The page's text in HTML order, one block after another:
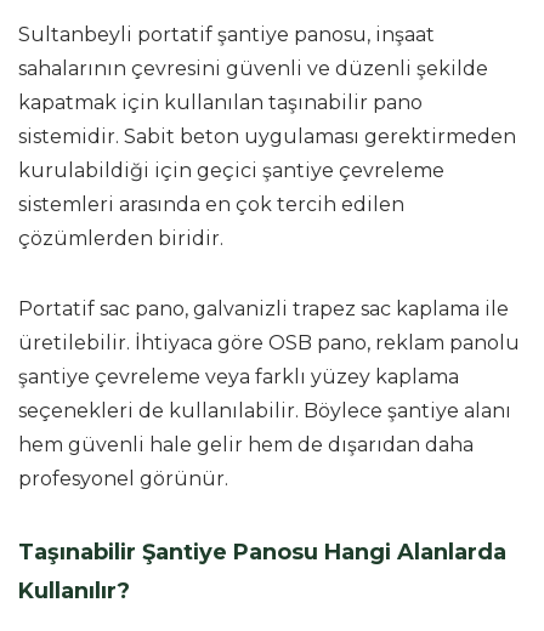
Sultanbeyli portatif şantiye panosu, inşaat
sahalarının çevresini güvenli ve düzenli şekilde
kapatmak için kullanılan taşınabilir pano
sistemidir. Sabit beton uygulaması gerektirmeden
kurulabildiği için geçici şantiye çevreleme
sistemleri arasında en çok tercih edilen
çözümlerden biridir.
Portatif sac pano, galvanizli trapez sac kaplama ile
üretilebilir. İhtiyaca göre OSB pano, reklam panolu
şantiye çevreleme veya farklı yüzey kaplama
seçenekleri de kullanılabilir. Böylece şantiye alanı
hem güvenli hale gelir hem de dışarıdan daha
profesyonel görünür.
Taşınabilir Şantiye Panosu Hangi Alanlarda
Kullanılır?